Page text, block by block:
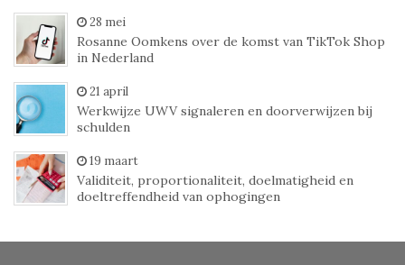
28 mei
Rosanne Oomkens over de komst van TikTok Shop
in Nederland
21 april
Werkwijze UWV signaleren en doorverwijzen bij
schulden
19 maart
Validiteit, proportionaliteit, doelmatigheid en
doeltreffendheid van ophogingen